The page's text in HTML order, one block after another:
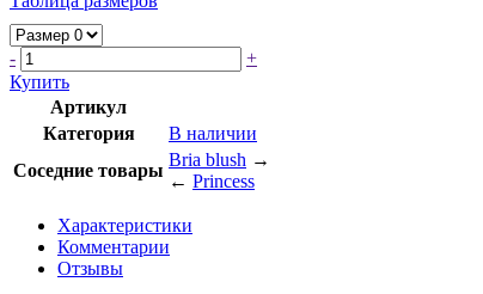
-
+
Купить
Артикул
Категория
В наличии
Соседние товары
Bria blush →
← Princess
Характеристики
Комментарии
Отзывы